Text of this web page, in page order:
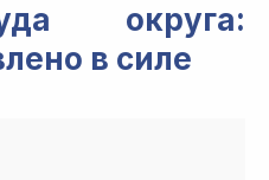
округа:
в силе